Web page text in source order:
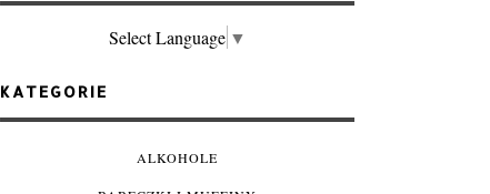
Select Language ▼
KATEGORIE
ALKOHOLE